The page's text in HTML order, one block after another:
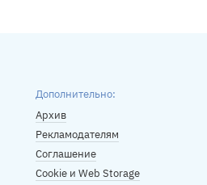
Дополнительно:
Архив
Рекламодателям
Соглашение
Cookie и Web Storage